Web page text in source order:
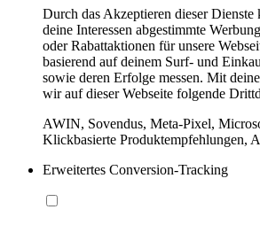
Durch das Akzeptieren dieser
deine Interessen abgestimmte
oder Rabattaktionen für unsere
basierend auf deinem Surf- und
sowie deren Erfolge messen. Mit
wir auf dieser Webseite folgende
AWIN, Sovendus, Meta-Pixel,
Klickbasierte Produktempfehlungen,
Erweitertes Conversion-Tracking